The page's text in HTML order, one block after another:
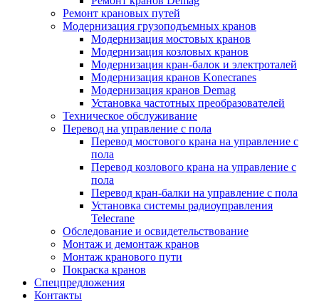
Ремонт крановых путей
Модернизация грузоподъемных кранов
Модернизация мостовых кранов
Модернизация козловых кранов
Модернизация кран-балок и электроталей
Модернизация кранов Konecranes
Модернизация кранов Demag
Установка частотных преобразователей
Техническое обслуживание
Перевод на управление с пола
Перевод мостового крана на управление с
пола
Перевод козлового крана на управление с
пола
Перевод кран-балки на управление с пола
Установка системы радиоуправления
Telecrane
Обследование и освидетельствование
Монтаж и демонтаж кранов
Монтаж кранового пути
Покраска кранов
Спецпредложения
Контакты